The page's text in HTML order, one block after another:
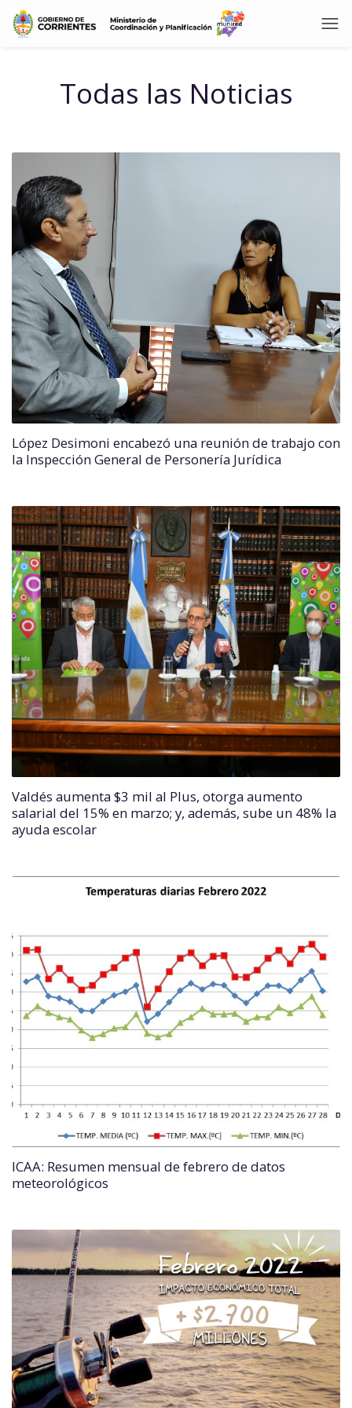
Todas las Noticias
López Desimoni encabezó una reunión de trabajo con
la Inspección General de Personería Jurídica
Valdés aumenta $3 mil al Plus, otorga aumento
salarial del 15% en marzo; y, además, sube un 48% la
ayuda escolar
ICAA: Resumen mensual de febrero de datos
meteorológicos